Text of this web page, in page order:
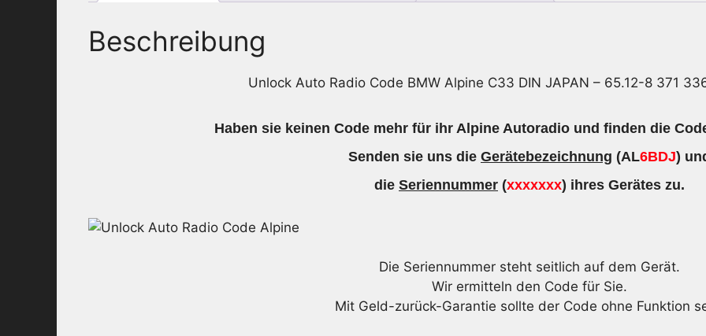
-
Menge
Beschreibung
Unlock Auto Radio Code BMW Alpine C33 DIN JAPAN – 65.12-8 371
Haben sie keinen Code mehr für ihr Alpine Autoradio und finden die
Senden sie uns die Gerätebezeichnung (AL6BDJ)
die Seriennummer (xxxxxxx) ihres Gerätes zu.
Die Seriennummer steht seitlich auf dem Gerät.
Wir ermitteln den Code für Sie.
Mit Geld-zurück-Garantie sollte der Code ohne Funktion